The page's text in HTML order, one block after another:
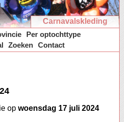
Carnavalskleding
Per optochttype
Zoeken Contact
op woensdag 17 juli 2024